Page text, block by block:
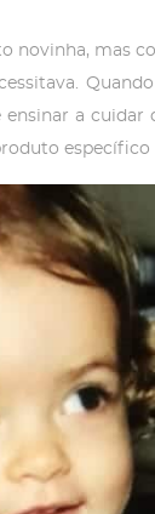
novinha, mas
a
específico